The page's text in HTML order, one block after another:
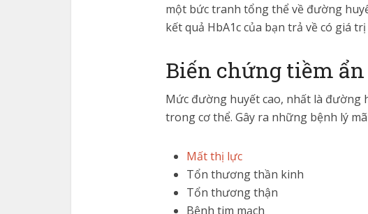
một bức tranh tổng thể về đường
kết quả HbA1c của bạn trả về có giá
Biến chứng tiềm
Mức đường huyết cao, nhất là đường
trong cơ thể. Gây ra những bệnh lý
Mất thị lực
Tổn thương thần kinh
Tổn thương thận
Bệnh tim mạch